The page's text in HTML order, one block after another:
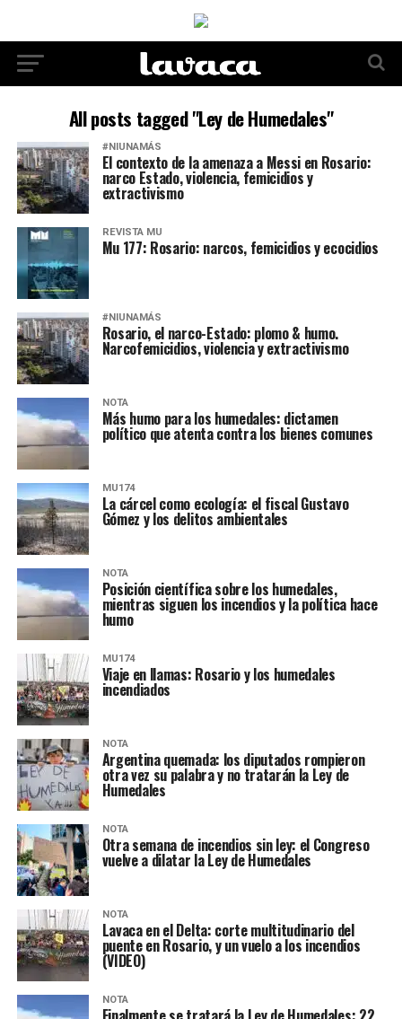
All posts tagged "Ley de Humedales"
#NIUNAMÁS
El contexto de la amenaza a Messi en Rosario:
narco Estado, violencia, femicidios y
extractivismo
REVISTA MU
Mu 177: Rosario: narcos, femicidios y ecocidios
#NIUNAMÁS
Rosario, el narco-Estado: plomo & humo.
Narcofemicidios, violencia y extractivismo
NOTA
Más humo para los humedales: dictamen
político que atenta contra los bienes comunes
MU174
La cárcel como ecología: el fiscal Gustavo
Gómez y los delitos ambientales
NOTA
Posición científica sobre los humedales,
mientras siguen los incendios y la política hace
humo
MU174
Viaje en llamas: Rosario y los humedales
incendiados
NOTA
Argentina quemada: los diputados rompieron
otra vez su palabra y no tratarán la Ley de
Humedales
NOTA
Otra semana de incendios sin ley: el Congreso
vuelve a dilatar la Ley de Humedales
NOTA
Lavaca en el Delta: corte multitudinario del
puente en Rosario, y un vuelo a los incendios
(VIDEO)
NOTA